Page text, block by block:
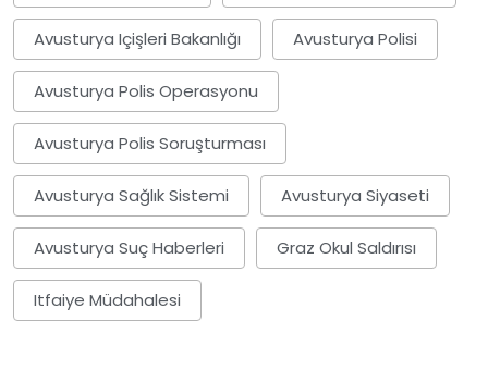
Avusturya Içişleri Bakanlığı Avusturya Polisi
Avusturya Polis Operasyonu
Avusturya Polis Soruşturması
Avusturya Sağlık Sistemi Avusturya Siyaseti
Avusturya Suç Haberleri Graz Okul Saldırısı
Itfaiye Müdahalesi